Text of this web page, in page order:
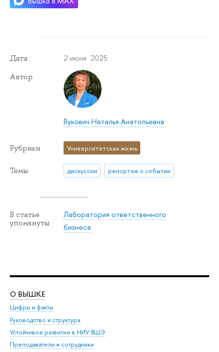
Дата 2 июня 2025
Автор
Вукович Наталья Анатольевна
Рубрики Университетская жизнь
Темы дискуссии репортаж о событии
В статье
упомянуты
Лаборатория ответственного
бизнеса
О ВЫШКЕ
Цифры и факты
Руководство и структура
Устойчивое развитие в НИУ ВШЭ
Преподаватели и сотрудники